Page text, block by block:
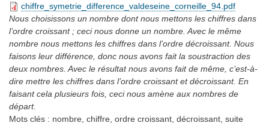
chiffre_symetrie_difference_valdeseine_corneille_94.pdf
Nous choisissons un nombre dont nous mettons les chiffres dans
l’ordre croissant ; ceci nous donne un nombre. Avec le même
nombre nous mettons les chiffres dans l’ordre décroissant. Nous
faisons leur différence, donc nous avons fait la soustraction des
deux nombres. Avec le résultat nous avons fait de même, c’est-à-
dire mettre les chiffres dans l’ordre croissant et décroissant. En
faisant cela plusieurs fois, ceci nous amène aux nombres de
départ.
Mots clés : nombre, chiffre, ordre croissant, décroissant, suite